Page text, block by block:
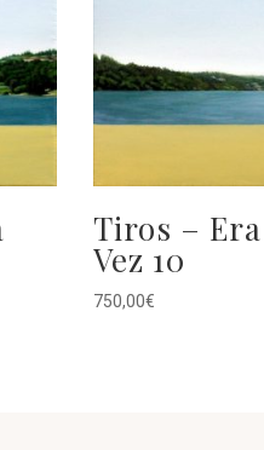
Tiros –
Vez 10
750,00€